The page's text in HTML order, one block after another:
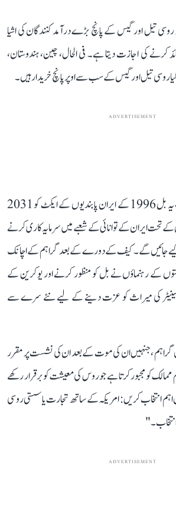
تیل اور گیس کے پانچ بڑے درآمد کنندگان کی اشیا
عائد کرنے کی اجازت دیتا ہے۔ فی الحال، چین، ہندوستان،
روسی تیل اور گیس کے سب سے اوپر پانچ خریدار ہیں۔
ADVERTISEMENT
روس پر پابندیوں کے علاوہ، یہ بل 1996 کے ایران پابندیوں کے ایکٹ کو 2031
ایران کے توانائی کے شعبے میں سرمایہ کاری کرنے
کیے جائیں گے۔ کیف کے دورے کے بعد گراہم کے اچانک
کے رہنماؤں نے بل کو منظور کرنے اور یوکرین کے
سینیٹر کی میراث کو عزت دینے کے لیے نئے سرے سے
گراہم ،جنہیں ان کی موت کے بعد ان کی نشست پر مقرر
ممالک کو مجبور کرتا ہے جو روس کی معیشت کو برقرار رکھے
انتخاب کریں: امریکہ کے ساتھ تجارت یا سستی روسی
ADVERTISEMENT